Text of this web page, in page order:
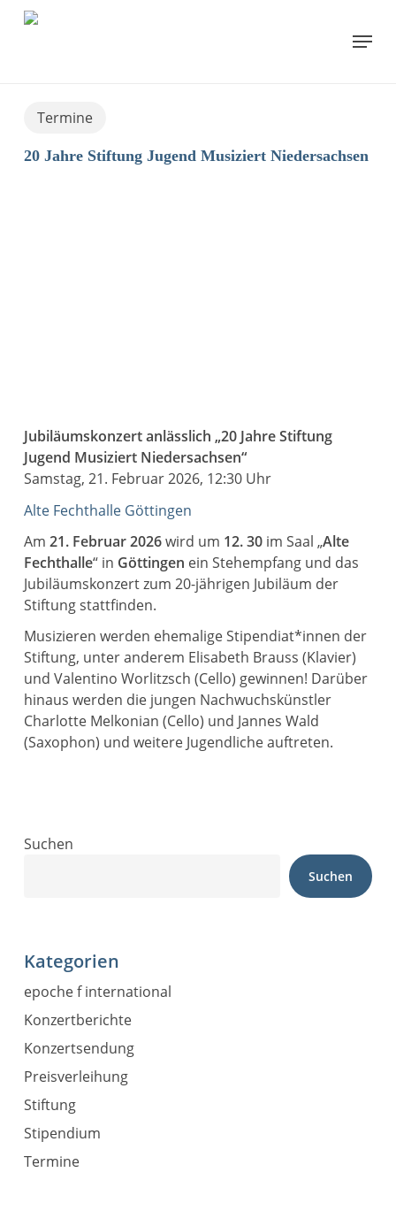
Skip
Menu
Termine
20 Jahre Stiftung Jugend Musiziert Niedersachsen
Jubiläumskonzert anlässlich „20 Jahre Stiftung
Jugend Musiziert Niedersachsen“
Samstag, 21. Februar 2026, 12:30 Uhr
Alte Fechthalle Göttingen
Am 21. Februar 2026wird um 12. 30im Saal „Alte
Fechthalle“ in Göttingen ein Stehempfang und das
Jubiläumskonzert zum 20-jährigen Jubiläum der
Stiftung stattfinden.
Musizieren werden ehemalige Stipendiat*innen der
Stiftung, unter anderem Elisabeth Brauss (Klavier)
und Valentino Worlitzsch (Cello) gewinnen! Darüber
hinaus werden die jungen Nachwuchskünstler
Charlotte Melkonian (Cello) und Jannes Wald
(Saxophon) und weitere Jugendliche auftreten.
Suchen
Suchen
Kategorien
epoche f international
Konzertberichte
Konzertsendung
Preisverleihung
Stiftung
Stipendium
Termine